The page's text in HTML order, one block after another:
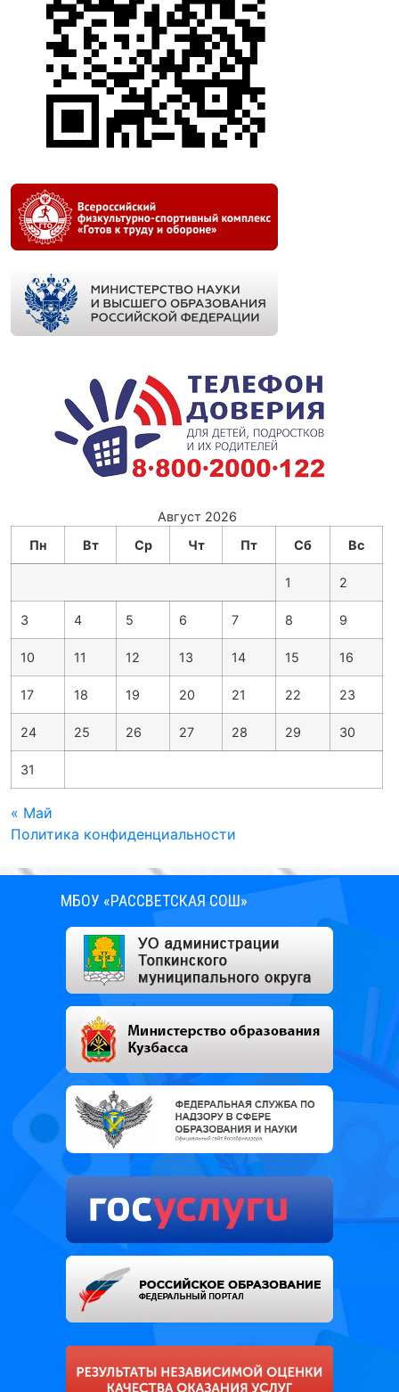
Август 2026
Пн
Вт Ср Чт Пт Сб Вс
1 2
3 4 5 6 7 8 9
10 11 12 13 14 15 16
17 18 19 20 21 22 23
24 25 26 27 28 29 30
31
« Май
Политика конфиденциальности
МБОУ «РАССВЕТСКАЯ СОШ»